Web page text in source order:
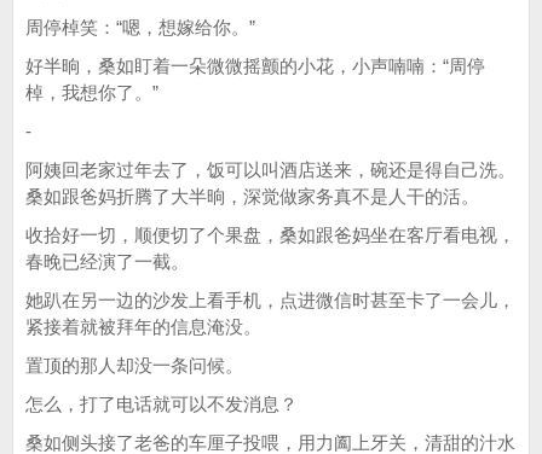
周停棹笑：“嗯，想嫁给你。”
好半晌，桑如盯着一朵微微摇颤的小花，小声喃喃：“周停
棹，我想你了。”
-
阿姨回老家过年去了，饭可以叫酒店送来，碗还是得自己洗。
桑如跟爸妈折腾了大半晌，深觉做家务真不是人干的活。
收拾好一切，顺便切了个果盘，桑如跟爸妈坐在客厅看电视，
春晚已经演了一截。
她趴在另一边的沙发上看手机，点进微信时甚至卡了一会儿，
紧接着就被拜年的信息淹没。
置顶的那人却没一条问候。
怎么，打了电话就可以不发消息？
桑如侧头接了老爸的车厘子投喂，用力阖上牙关，清甜的汁水